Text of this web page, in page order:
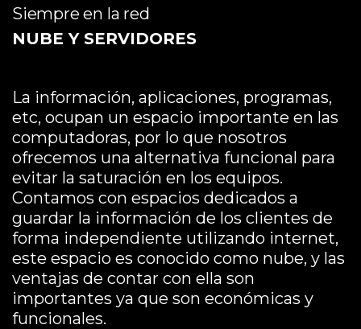
Siempre en la red
NUBE Y SERVIDORES
La información, aplicaciones, programas,
etc, ocupan un espacio importante en las
computadoras, por lo que nosotros
ofrecemos una alternativa funcional para
evitar la saturación en los equipos.
Contamos con espacios dedicados a
guardar la información de los clientes de
forma independiente utilizando internet,
este espacio es conocido como nube, y las
ventajas de contar con ella son
importantes ya que son económicas y
funcionales.